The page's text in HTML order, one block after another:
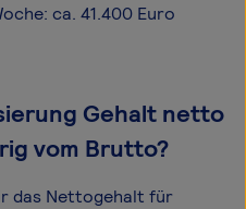
ca. 41.400 Euro
Gehalt netto
vom Brutto?
das Netto­gehalt für